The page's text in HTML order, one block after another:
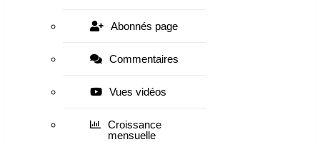
Abonnés page
Commentaires
Vues vidéos
Croissance
mensuelle